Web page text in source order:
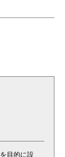
目的に設